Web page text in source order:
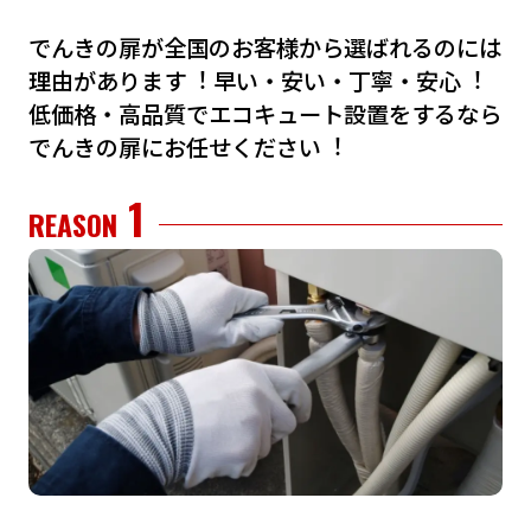
でんきの扉が全国のお客様から選ばれるのには
理由があります︕ 早い・安い・丁寧・安⼼︕
低価格・⾼品質でエコキュート設置をするなら
でんきの扉にお任せください︕
REASON 1